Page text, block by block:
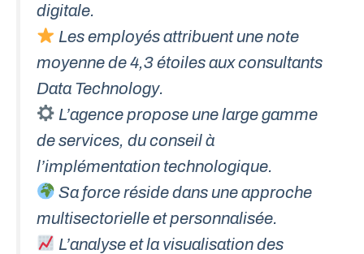
digitale.
Les employés attribuent une note
moyenne de 4,3 étoiles aux consultants
Data Technology.
L’agence propose une large gamme
de services, du conseil à
l’implémentation technologique.
Sa force réside dans une approche
multisectorielle et personnalisée.
L’analyse et la visualisation des